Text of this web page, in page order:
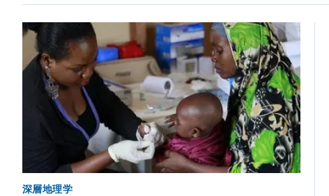
深層地理学